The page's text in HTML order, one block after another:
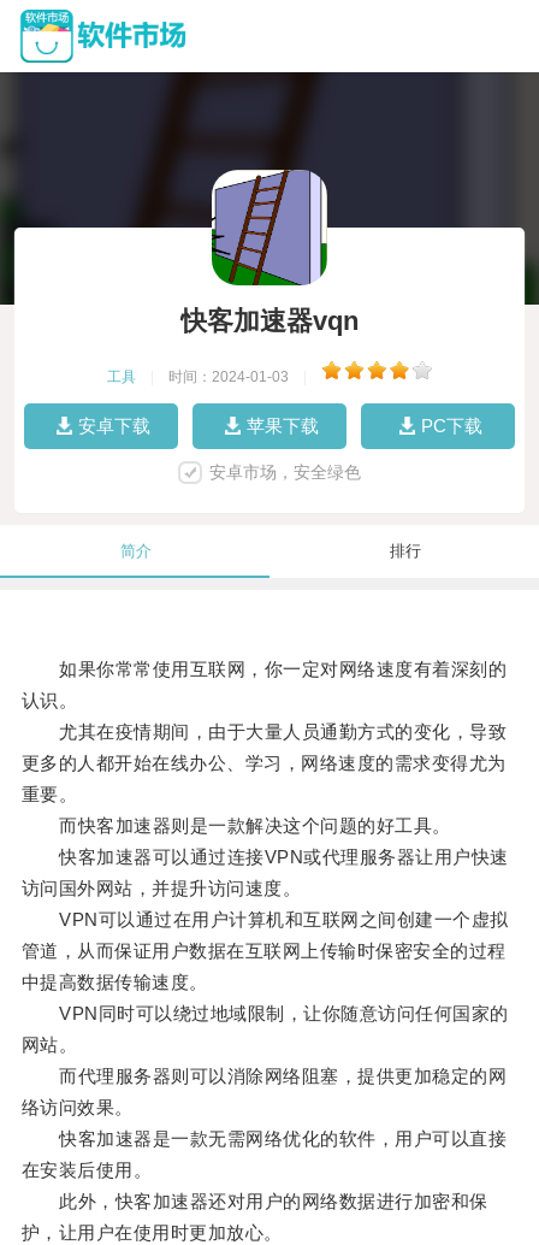
快客加速器vqn
工具 时间：2024-01-03
安卓下载 苹果下载 PC下载
安卓市场，安全绿色
简介 排行
如果你常常使用互联网，你一定对网络速度有着深刻的
认识。
尤其在疫情期间，由于大量人员通勤方式的变化，导致
更多的人都开始在线办公、学习，网络速度的需求变得尤为
重要。
而快客加速器则是一款解决这个问题的好工具。
快客加速器可以通过连接VPN或代理服务器让用户快速
访问国外网站，并提升访问速度。
VPN可以通过在用户计算机和互联网之间创建一个虚拟
管道，从而保证用户数据在互联网上传输时保密安全的过程
中提高数据传输速度。
VPN同时可以绕过地域限制，让你随意访问任何国家的
网站。
而代理服务器则可以消除网络阻塞，提供更加稳定的网
络访问效果。
快客加速器是一款无需网络优化的软件，用户可以直接
在安装后使用。
此外，快客加速器还对用户的网络数据进行加密和保
护，让用户在使用时更加放心。